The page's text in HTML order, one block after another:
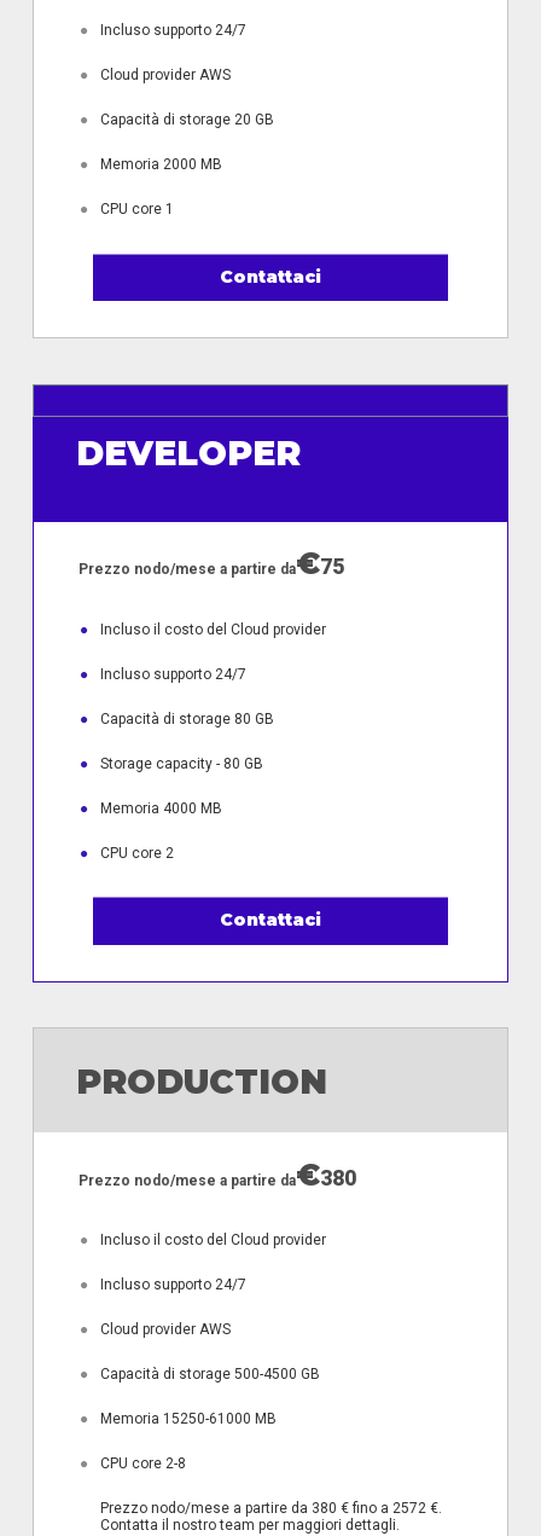
● Incluso supporto 24/7
● Cloud provider AWS
● Capacità di storage 20 GB
● Memoria 2000 MB
● CPU core 1
Contattaci
DEVELOPER
Prezzo nodo/mese a partire da€75
● Incluso il costo del Cloud provider
● Incluso supporto 24/7
● Capacità di storage 80 GB
● Storage capacity - 80 GB
● Memoria 4000 MB
● CPU core 2
Contattaci
PRODUCTION
Prezzo nodo/mese a partire da€380
● Incluso il costo del Cloud provider
● Incluso supporto 24/7
● Cloud provider AWS
● Capacità di storage 500-4500 GB
● Memoria 15250-61000 MB
● CPU core 2-8
Prezzo nodo/mese a partire da 380 € fino a 2572 €.
Contatta il nostro team per maggiori dettagli.